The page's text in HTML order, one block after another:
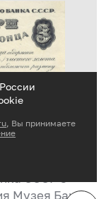
СССР 3
Музея Банка
, Вы принимаете